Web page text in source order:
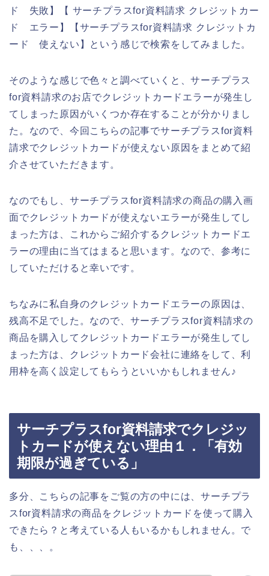
ド 失敗】【 サーチプラスfor資料請求 クレジットカー
ド エラー】【サーチプラスfor資料請求 クレジットカ
ード 使えない】という感じで検索をしてみました。
そのような感じで色々と調べていくと、サーチプラス
for資料請求のお店でクレジットカードエラーが発生し
てしまった原因がいくつか存在することが分かりまし
た。なので、今回こちらの記事でサーチプラスfor資料
請求でクレジットカードが使えない原因をまとめて紹
介させていただきます。
なのでもし、サーチプラスfor資料請求の商品の購入画
面でクレジットカードが使えないエラーが発生してし
まった方は、これからご紹介するクレジットカードエ
ラーの理由に当てはまると思います。なので、参考に
していただけると幸いです。
ちなみに私自身のクレジットカードエラーの原因は、
残高不足でした。なので、サーチプラスfor資料請求の
商品を購入してクレジットカードエラーが発生してし
まった方は、クレジットカード会社に連絡をして、利
用枠を高く設定してもらうといいかもしれません♪
サーチプラスfor資料請求でクレジッ
トカードが使えない理由１．「有効
期限が過ぎている」
多分、こちらの記事をご覧の方の中には、サーチプラ
スfor資料請求の商品をクレジットカードを使って購入
できたら？と考えている人もいるかもしれません。で
も、、、。